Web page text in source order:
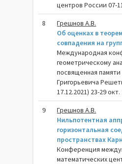
центров России 07-
8
Грешнов А.В.
Об оценках в
совпадения на
Международнaя
геометрическому
посвященная
Григорьевича
17.12.2021) 23-29 окт.
9
Грешнов А.В.
Нильпотентная
горизонтальная
пространствах
Конференция
математических